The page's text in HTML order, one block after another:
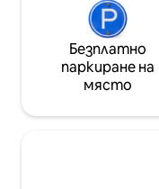
Безплатно
паркиране на
място